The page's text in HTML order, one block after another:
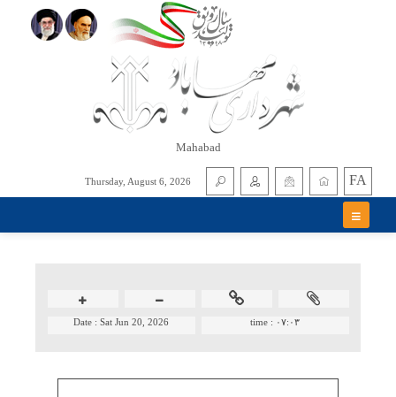
Mahabad
Thursday, August 6, 2026 FA
time : ۰۷:۰۳ Date :Sat Jun 20, 2026